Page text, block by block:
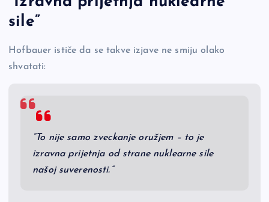
sile”
Hofbauer ističe da se takve izjave ne smiju olako
shvatati:
“To nije samo zveckanje oružjem – to je
izravna prijetnja od strane nuklearne sile
našoj suverenosti.”